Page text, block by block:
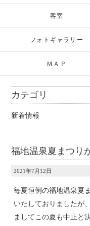
客室
フォトギャラリー
ＭＡＰ
カテゴリ
新着情報
福地温泉夏まつり
2021年7月12日
毎夏恒例の福地温泉夏
いたしておりましたが
ましてこの夏も中止と